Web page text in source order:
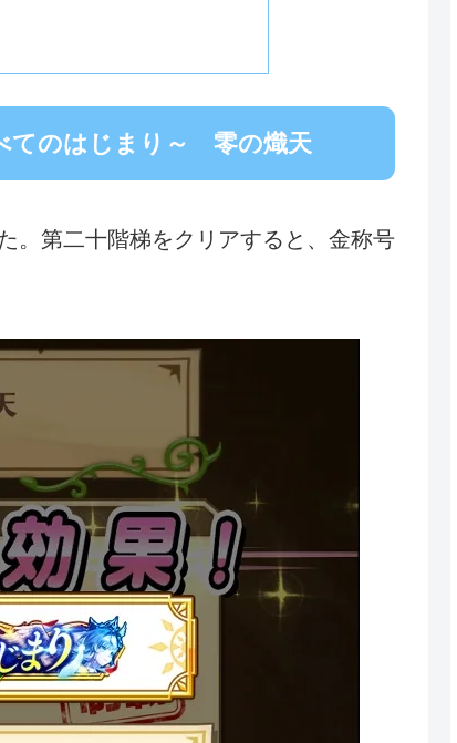
のはじまり～ 零の熾天
。第二十階梯をクリアすると、金称号